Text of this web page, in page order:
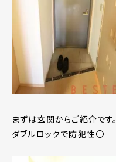
まずは玄関からご紹介です。
ダブルロックで防犯性〇